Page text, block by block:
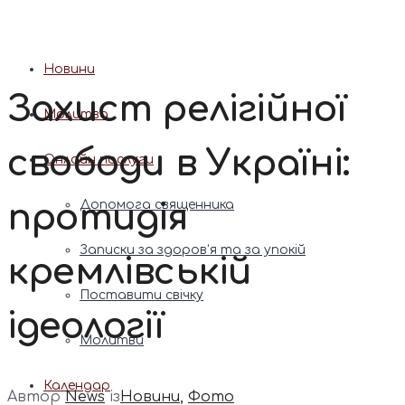
Новини
Молитва
Онлайн послуги
Допомога священника
Записки за здоров’я та за упокій
Поставити свічку
Молитви
Календар
Захист релігійної
свободи в Україні:
протидія
кремлівській
ідеології
АвторNews ізНовини, Фото